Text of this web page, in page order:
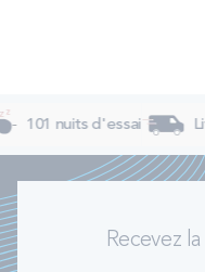
101 nuits d'essai
Recevez la